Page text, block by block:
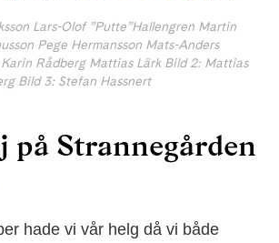
Lars-Olof ”Putte”Hallengren Martin
Pege Hermansson Mats-Anders
Rådberg Mattias Lärk Bild 2: Mattias
Bild 3: Stefan Hassnert
på Strannegården
hade vi vår helg då vi både